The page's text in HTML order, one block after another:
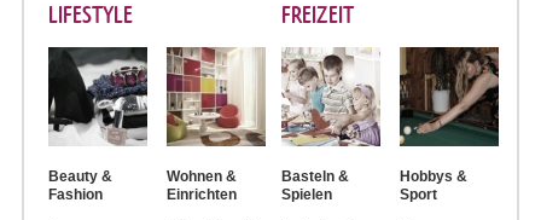
LIFESTYLE
Beauty &
Fashion
Wohnen &
Einrichten
FREIZEIT
Basteln &
Spielen
Hobbys &
Sport